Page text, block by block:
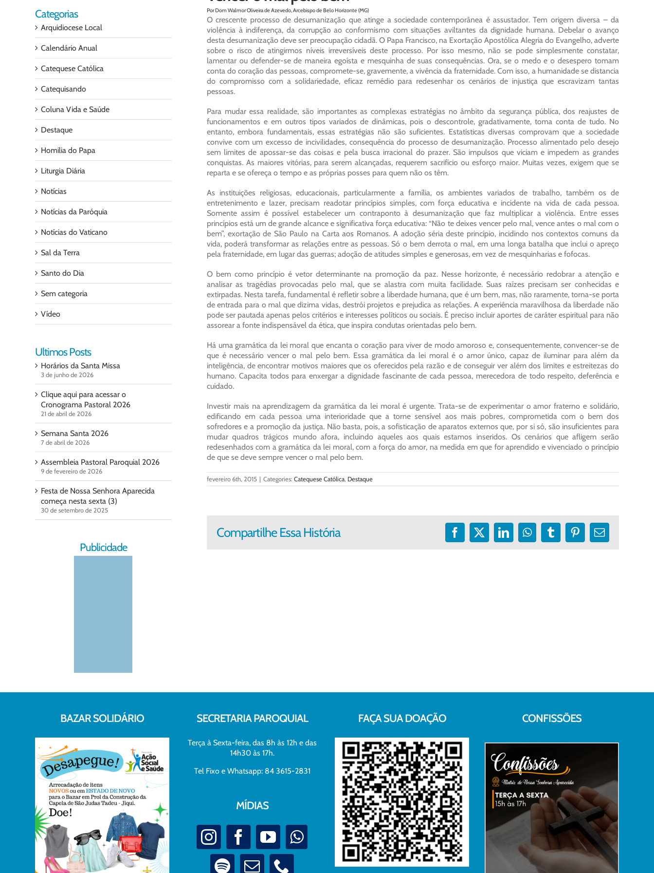
Por Dom Walmor Oliveira de Azevedo, Arcebispo de Belo Horizonte (MG)
O crescente processo de desumanização que atinge a sociedade contemporânea é assustador. Tem origem diversa – da
violência à indiferença, da corrupção ao conformismo com situações aviltantes da dignidade humana. Debelar o avanço
desta desumanização deve ser preocupação cidadã. O Papa Francisco, na Exortação Apostólica Alegria do Evangelho, adverte
sobre o risco de atingirmos níveis irreversíveis deste processo. Por isso mesmo, não se pode simplesmente constatar,
lamentar ou defender-se de maneira egoísta e mesquinha de suas consequências. Ora, se o medo e o desespero tomam
conta do coração das pessoas, compromete-se, gravemente, a vivência da fraternidade. Com isso, a humanidade se distancia
do compromisso com a solidariedade, eficaz remédio para redesenhar os cenários de injustiça que escravizam tantas
pessoas.
Para mudar essa realidade, são importantes as complexas estratégias no âmbito da segurança pública, dos reajustes de
funcionamentos e em outros tipos variados de dinâmicas, pois o descontrole, gradativamente, toma conta de tudo. No
entanto, embora fundamentais, essas estratégias não são suficientes. Estatísticas diversas comprovam que a sociedade
convive com um excesso de incivilidades, consequência do processo de desumanização. Processo alimentado pelo desejo
sem limites de apossar-se das coisas e pela busca irracional do prazer. São impulsos que viciam e impedem as grandes
conquistas. As maiores vitórias, para serem alcançadas, requerem sacrifício ou esforço maior. Muitas vezes, exigem que se
reparta e se ofereça o tempo e as próprias posses para quem não os têm.
As instituições religiosas, educacionais, particularmente a família, os ambientes variados de trabalho, também os de
entretenimento e lazer, precisam readotar princípios simples, com força educativa e incidente na vida de cada pessoa.
Somente assim é possível estabelecer um contraponto à desumanização que faz multiplicar a violência. Entre esses
princípios está um de grande alcance e significativa força educativa: “Não te deixes vencer pelo mal, vence antes o mal com o
bem”, exortação de São Paulo na Carta aos Romanos. A adoção séria deste princípio, incidindo nos contextos comuns da
vida, poderá transformar as relações entre as pessoas. Só o bem derrota o mal, em uma longa batalha que inclui o apreço
pela fraternidade, em lugar das guerras; adoção de atitudes simples e generosas, em vez de mesquinharias e fofocas.
O bem como princípio é vetor determinante na promoção da paz. Nesse horizonte, é necessário redobrar a atenção e
analisar as tragédias provocadas pelo mal, que se alastra com muita facilidade. Suas raízes precisam ser conhecidas e
extirpadas. Nesta tarefa, fundamental é refletir sobre a liberdade humana, que é um bem, mas, não raramente, torna-se porta
de entrada para o mal que dizima vidas, destrói projetos e prejudica as relações. A experiência maravilhosa da liberdade não
pode ser pautada apenas pelos critérios e interesses políticos ou sociais. É preciso incluir aportes de caráter espiritual para não
assorear a fonte indispensável da ética, que inspira condutas orientadas pelo bem.
Há uma gramática da lei moral que encanta o coração para viver de modo amoroso e, consequentemente, convencer-se de
que é necessário vencer o mal pelo bem. Essa gramática da lei moral é o amor único, capaz de iluminar para além da
inteligência, de encontrar motivos maiores que os oferecidos pela razão e de conseguir ver além dos limites e estreitezas do
humano. Capacita todos para enxergar a dignidade fascinante de cada pessoa, merecedora de todo respeito, deferência e
cuidado.
Investir mais na aprendizagem da gramática da lei moral é urgente. Trata-se de experimentar o amor fraterno e solidário,
edificando em cada pessoa uma interioridade que a torne sensível aos mais pobres, comprometida com o bem dos
sofredores e a promoção da justiça. Não basta, pois, a sofisticação de aparatos externos que, por si só, são insuficientes para
mudar quadros trágicos mundo afora, incluindo aqueles aos quais estamos inseridos. Os cenários que afligem serão
redesenhados com a gramática da lei moral, com a força do amor, na medida em que for aprendido e vivenciado o princípio
de que se deve sempre vencer o mal pelo bem.
fevereiro 6th, 2015 | Categories: Catequese Católica, Destaque
Compartilhe Essa História Facebook
X LinkedInWhatsApp
TumblrPinterest
E-
Categorias
Arquidiocese Local
Calendário Anual
Catequese Católica
Catequisando
Coluna Vida e Saúde
Destaque
Homilia do Papa
Liturgia Diária
Notícias
Notícias da Paróquia
Notícias do Vaticano
Sal da Terra
Santo do Dia
Sem categoria
Vídeo
Ultimos Posts
Horários da Santa Missa
3 de junho de 2026
Clique aqui para acessar o
Cronograma Pastoral 2026
21 de abril de 2026
Semana Santa 2026
7 de abril de 2026
Assembleia Pastoral Paroquial 2026
9 de fevereiro de 2026
Festa de Nossa Senhora Aparecida
começa nesta sexta (3)
30 de setembro de 2025
Publicidade
BAZAR SOLIDÁRIO SECRETARIA PAROQUIAL
Terça à Sexta-feira, das 8h às 12h e das
14h30 às 17h.
Tel Fixo e Whatsapp: 84 3615-2831
MÍDIAS
FAÇA SUA DOAÇÃO CONFISSÕES